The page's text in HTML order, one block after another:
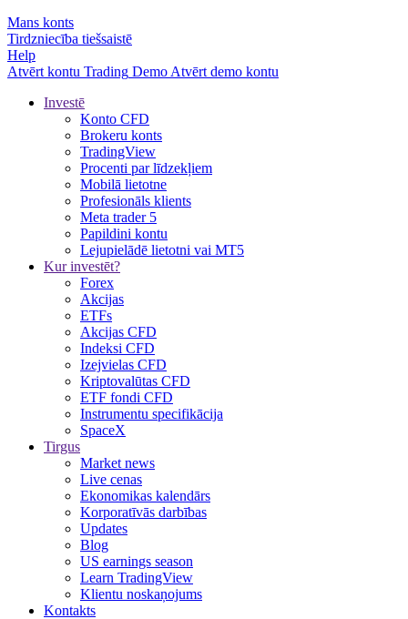
Mans konts
Tirdzniecība tiešsaistē
Help
Atvērt kontu Trading Demo Atvērt demo kontu
Investē
Konto CFD
Brokeru konts
TradingView
Procenti par līdzekļiem
Mobilā lietotne
Profesionāls klients
Meta trader 5
Papildini kontu
Lejupielādē lietotni vai MT5
Kur investēt?
Forex
Akcijas
ETFs
Akcijas CFD
Indeksi CFD
Izejvielas CFD
Kriptovalūtas CFD
ETF fondi CFD
Instrumentu specifikācija
SpaceX
Tirgus
Market news
Live cenas
Ekonomikas kalendārs
Korporatīvās darbības
Updates
Blog
US earnings season
Learn TradingView
Klientu noskaņojums
Kontakts